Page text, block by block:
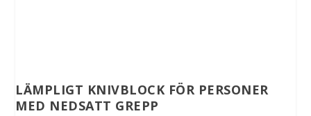
LÄMPLIGT KNIVBLOCK FÖR PERSONER
MED NEDSATT GREPP